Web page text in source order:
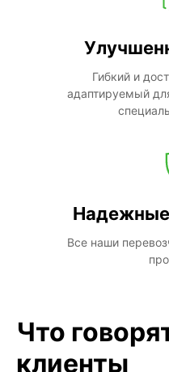
Гибкий и
адаптируемый
Надежные
Все наши
Что
клиенты